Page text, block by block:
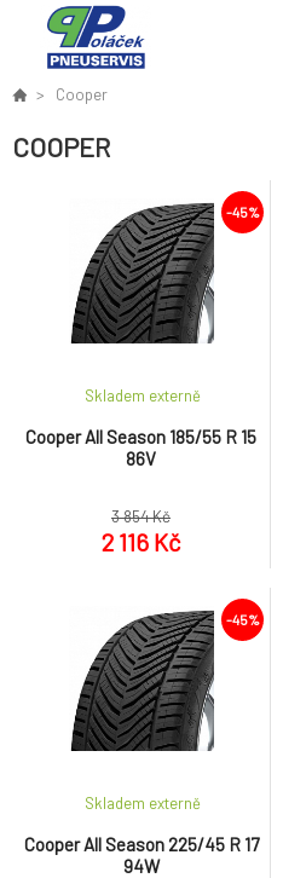
Cooper
COOPER
-45%
Cooper All Season 185/55 R 15
86V
Skladem externě
3 854 Kč
2 116 Kč
-45%
Cooper All Season 225/45 R 17
94W
Skladem externě